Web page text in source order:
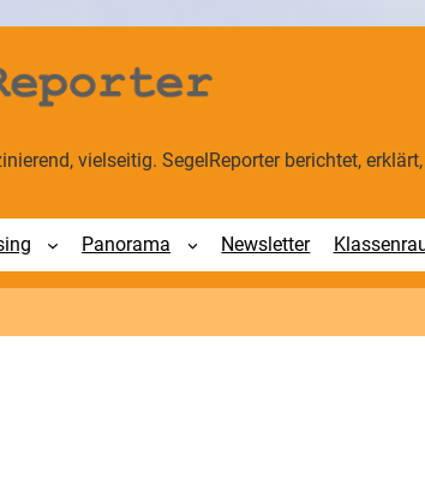
vielseitig. SegelReporter berichtet,
Panorama Newsletter